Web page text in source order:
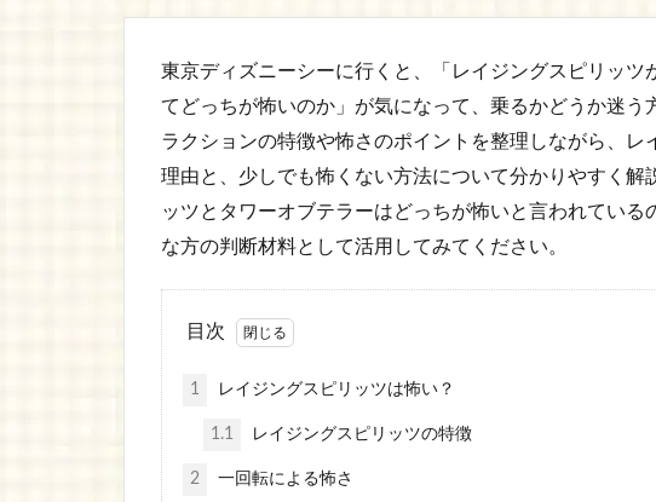
東京ディズニーシーに行くと、「レイジングスピリッ
てどっちが怖いのか」が気になって、乗るかどうか迷う
ラクションの特徴や怖さのポイントを整理しながら、
理由と、少しでも怖くない方法について分かりやすく解
ッツとタワーオブテラーはどっちが怖いと言われてい
な方の判断材料として活用してみてください。
目次
1 レイジングスピリッツは怖い？
1.1 レイジングスピリッツの特徴
2 一回転による怖さ